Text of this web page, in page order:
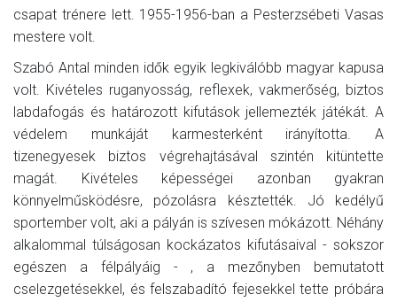
csapat trénere lett. 1955-1956-ban a Pesterzsébeti Vasas
mestere volt.
Szabó Antal minden idők egyik legkiválóbb magyar kapusa
volt. Kivételes ruganyosság, reflexek, vakmerőség, biztos
labdafogás és határozott kifutások jellemezték játékát. A
védelem munkáját karmesterként irányította. A
tizenegyesek biztos végrehajtásával szintén kitüntette
magát. Kivételes képességei azonban gyakran
könnyelműsködésre, pózolásra késztették. Jó kedélyű
sportember volt, aki a pályán is szívesen mókázott. Néhány
alkalommal túlságosan kockázatos kifutásaival - sokszor
egészen a félpályáig - , a mezőnyben bemutatott
cselezgetésekkel, és felszabadító fejesekkel tette próbára